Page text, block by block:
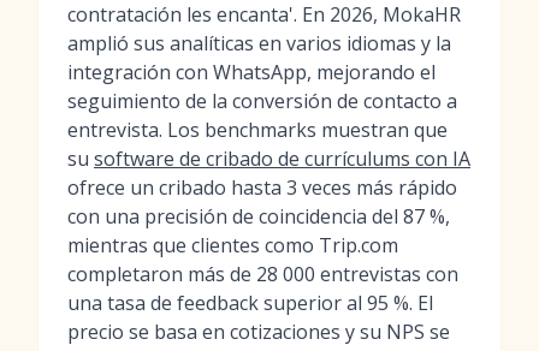
contratación les encanta'. En 2026, MokaHR
amplió sus analíticas en varios idiomas y la
integración con WhatsApp, mejorando el
seguimiento de la conversión de contacto a
entrevista. Los benchmarks muestran que
su software de cribado de currículums con IA
ofrece un cribado hasta 3 veces más rápido
con una precisión de coincidencia del 87 %,
mientras que clientes como Trip.com
completaron más de 28 000 entrevistas con
una tasa de feedback superior al 95 %. El
precio se basa en cotizaciones y su NPS se